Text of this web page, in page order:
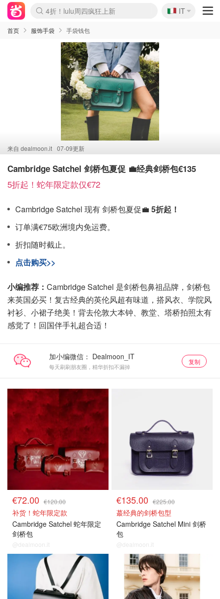
Boticinal 夏促开抢！
4折！lulu周四疯狂上新
速领！Stanley独家85折
Zalando 奥莱闪促！每日更新
🇮🇹
IT
首页 服饰手袋 手袋钱包
来自 dealmoon.it 07-09更新
Cambridge Satchel 剑桥包夏促 💼经典剑桥包€135
5折起！蛇年限定款仅€72
Cambridge Satchel 现有 剑桥包夏促💼 5折起！
订单满€75欧洲境内免运费。
折扣随时截止。
点击购买>>
小编推荐： Cambridge Satchel 是剑桥包鼻祖品牌，剑桥包
来英国必买！复古经典的英伦风超有味道，搭风衣、学院风
衬衫、小裙子绝美！背去伦敦大本钟、教堂、塔桥拍照太有
感觉了！回国伴手礼超合适！
加小编微信：
每天刷刷朋友圈，精华折扣不漏掉
复制
€72.00 €120.00
补货！蛇年限定款
Cambridge Satchel 蛇年限定
剑桥包
@dealmoon.it
€135.00 €225.00
蕞经典的剑桥包型
Cambridge Satchel Mini 剑桥
包
@dealmoon.it